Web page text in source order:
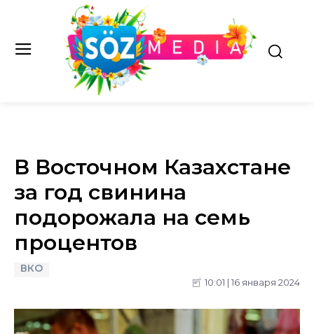
В Восточном Казахстане
за год свинина
подорожала на семь
процентов
ВКО
10:01 | 16 января 2024